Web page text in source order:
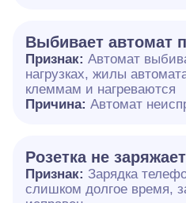
Выбивает автомат
Признак: Автомат
нагрузках, жилы
клеммам и нагреваются
Причина: Автомат
Розетка не заряжает
Признак: Зарядка
слишком долгое время,